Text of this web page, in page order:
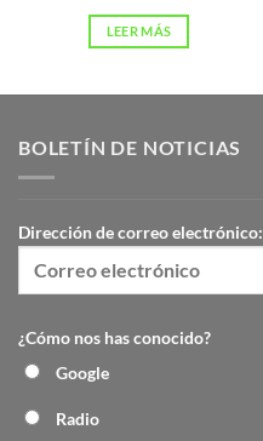
LEER MÁS
BOLETÍN DE NOTICIAS
Dirección de correo electrónico:
¿Cómo nos has conocido?
Google
Radio